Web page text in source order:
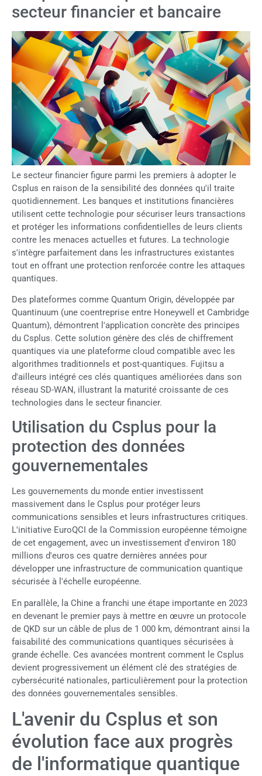
secteur financier et bancaire
Le secteur financier figure parmi les premiers à adopter le
Csplus en raison de la sensibilité des données qu'il traite
quotidiennement. Les banques et institutions financières
utilisent cette technologie pour sécuriser leurs transactions
et protéger les informations confidentielles de leurs clients
contre les menaces actuelles et futures. La technologie
s'intègre parfaitement dans les infrastructures existantes
tout en offrant une protection renforcée contre les attaques
quantiques.
Des plateformes comme Quantum Origin, développée par
Quantinuum (une coentreprise entre Honeywell et Cambridge
Quantum), démontrent l'application concrète des principes
du Csplus. Cette solution génère des clés de chiffrement
quantiques via une plateforme cloud compatible avec les
algorithmes traditionnels et post-quantiques. Fujitsu a
d'ailleurs intégré ces clés quantiques améliorées dans son
réseau SD-WAN, illustrant la maturité croissante de ces
technologies dans le secteur financier.
Utilisation du Csplus pour la
protection des données
gouvernementales
Les gouvernements du monde entier investissent
massivement dans le Csplus pour protéger leurs
communications sensibles et leurs infrastructures critiques.
L'initiative EuroQCI de la Commission européenne témoigne
de cet engagement, avec un investissement d'environ 180
millions d'euros ces quatre dernières années pour
développer une infrastructure de communication quantique
sécurisée à l'échelle européenne.
En parallèle, la Chine a franchi une étape importante en 2023
en devenant le premier pays à mettre en œuvre un protocole
de QKD sur un câble de plus de 1 000 km, démontrant ainsi la
faisabilité des communications quantiques sécurisées à
grande échelle. Ces avancées montrent comment le Csplus
devient progressivement un élément clé des stratégies de
cybersécurité nationales, particulièrement pour la protection
des données gouvernementales sensibles.
L'avenir du Csplus et son
évolution face aux progrès
de l'informatique quantique